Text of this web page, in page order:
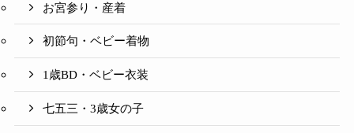
お宮参り・産着
初節句・ベビー着物
1歳BD・ベビー衣装
七五三・3歳女の子